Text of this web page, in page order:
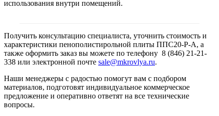
использования внутри помещений.
Получить консультацию специалиста, уточнить стоимость и
характеристики пенополистирольной плиты ППС20-Р-А, а
также оформить заказ вы можете по телефону 8 (846) 21-21-
338 или электронной почте sale@mkrovlya.ru.
Наши менеджеры с радостью помогут вам с подбором
материалов, подготовят индивидуальное коммерческое
предложение и оперативно ответят на все технические
вопросы.